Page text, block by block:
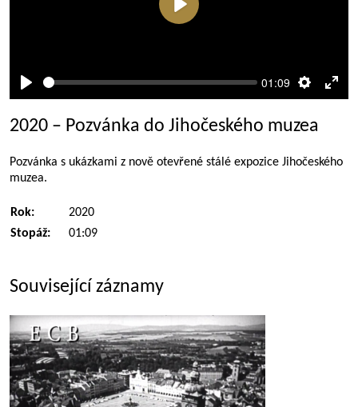
Přehrát
01:09
Přehrát
2020 – Pozvánka do Jihočeského muzea
Pozvánka s ukázkami z nově otevřené stálé expozice Jihočeského
muzea.
Rok:
2020
Stopáž:
01:09
Související záznamy